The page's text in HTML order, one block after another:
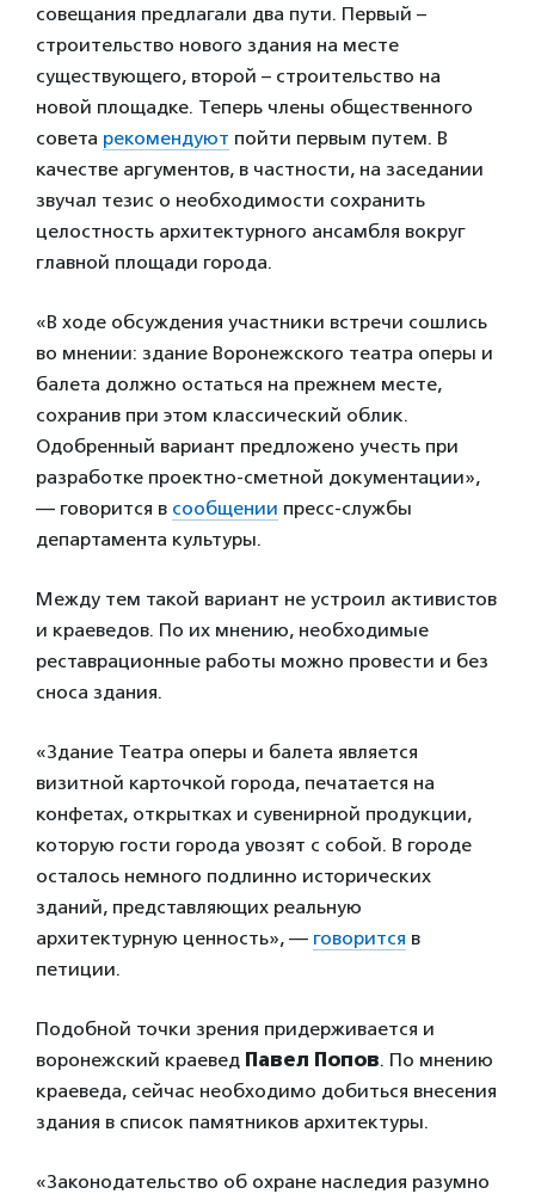
совещания предлагали два пути. Первый –
строительство нового здания на месте
существующего, второй – строительство на
новой площадке. Теперь члены общественного
совета рекомендуют пойти первым путем. В
качестве аргументов, в частности, на заседании
звучал тезис о необходимости сохранить
целостность архитектурного ансамбля вокруг
главной площади города.
«В ходе обсуждения участники встречи сошлись
во мнении: здание Воронежского театра оперы и
балета должно остаться на прежнем месте,
сохранив при этом классический облик.
Одобренный вариант предложено учесть при
разработке проектно-сметной документации»,
— говорится в сообщении пресс-службы
департамента культуры.
Между тем такой вариант не устроил активистов
и краеведов. По их мнению, необходимые
реставрационные работы можно провести и без
сноса здания.
«Здание Театра оперы и балета является
визитной карточкой города, печатается на
конфетах, открытках и сувенирной продукции,
которую гости города увозят с собой. В городе
осталось немного подлинно исторических
зданий, представляющих реальную
архитектурную ценность», — говорится в
петиции.
Подобной точки зрения придерживается и
воронежский краевед Павел Попов. По мнению
краеведа, сейчас необходимо добиться внесения
здания в список памятников архитектуры.
«Законодательство об охране наследия разумно